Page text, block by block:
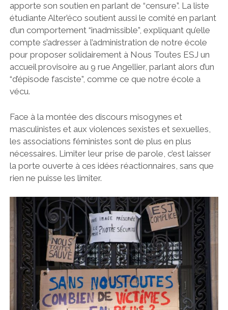
apporte son soutien en parlant de “censure”. La liste
étudiante Alter’éco soutient aussi le comité en parlant
d’un comportement “inadmissible”, expliquant qu’elle
compte s’adresser à l’administration de notre école
pour proposer solidairement à Nous Toutes ESJ un
accueil provisoire au 9 rue Angellier, parlant alors d’un
“d’épisode fasciste”, comme ce que notre école a
vécu.
Face à la montée des discours misogynes et
masculinistes et aux violences sexistes et sexuelles,
les associations féministes sont de plus en plus
nécessaires. Limiter leur prise de parole, c’est laisser
la porte ouverte à ces idées réactionnaires, sans que
rien ne puisse les limiter.